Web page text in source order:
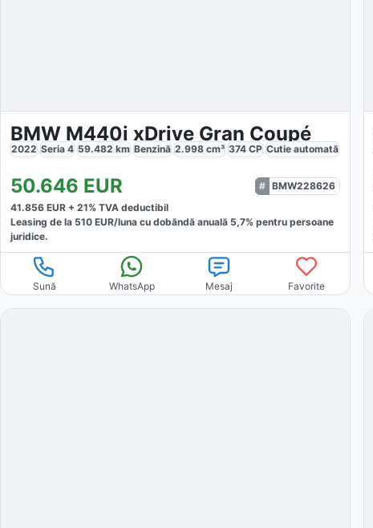
BMW M440i xDrive Gran Coupé
2022 Seria 4 59.482 km Benzină 2.998 cm³ 374 CP Cutie automată
50.646 EUR
BMW228626
41.856 EUR + 21% TVA deductibil
Leasing de la 510 EUR/luna cu dobăndă anuală 5,7% pentru persoane
juridice.
Sună WhatsApp Mesaj Favorite